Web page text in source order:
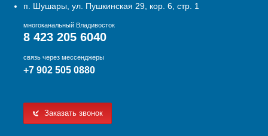
п. Шушары, ул. Пушкинская 29, кор. 6, стр. 1
многоканальный Владивосток
8 423 205 6040
связь через мессенджеры
+7 902 505 0880
Заказать звонок